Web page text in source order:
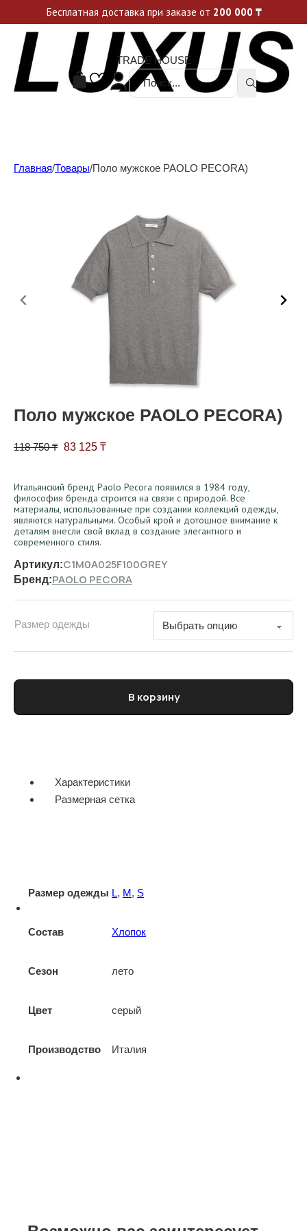
Уникальные акции и спецпредложения каждую неделю, не пропусти свой шанс
TRADE HOUSE
Поиск ...
Главная/Товары/Поло мужское PAOLO PECORA)
Поло мужское PAOLO PECORA)
118 750₸ Первоначальная цена составляла 118 750 ₸.
83 125 ₸Текущая цена: 83 125 ₸.
Итальянский бренд Paolo Pecora появился в 1984 году,
философия бренда строится на связи с природой. Все
материалы, использованные при создании коллекций одежды,
являются натуральными. Особый крой и дотошное внимание к
деталям внесли свой вклад в создание элегантного и
современного стиля.
Артикул:C1M0A025F100GREY
Бренд:PAOLO PECORA
Размер одежды
Количество товара Поло мужское PAOLO PECORA)
В корзину
Характеристики
Размерная сетка
Размер одежды L, M, S
Состав Хлопок
Сезон лето
Цвет серый
Производство Италия
Бесплатная доставка при заказе от 200 000 ₸